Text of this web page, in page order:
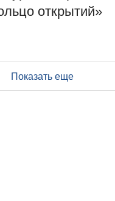
открытий»
Показать еще